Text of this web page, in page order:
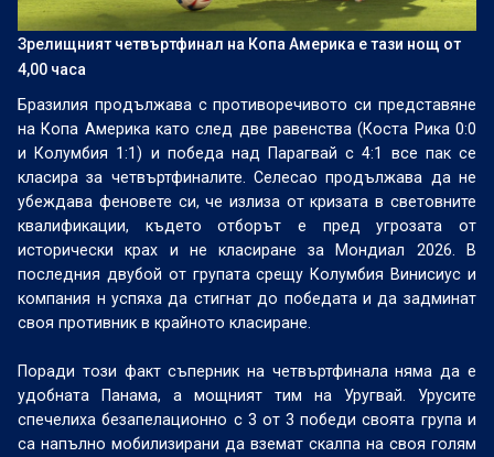
Зрелищният четвъртфинал на Копа Америка е тази нощ от
4,00 часа
Бразилия продължава с противоречивото си представяне
на Копа Америка като след две равенства (Коста Рика 0:0
и Колумбия 1:1) и победа над Парагвай с 4:1 все пак се
класира за четвъртфиналите. Селесао продължава да не
убеждава феновете си, че излиза от кризата в световните
квалификации, където отборът е пред угрозата от
исторически крах и не класиране за Мондиал 2026. В
последния двубой от групата срещу Колумбия Винисиус и
компания н успяха да стигнат до победата и да задминат
своя противник в крайното класиране.
Поради този факт съперник на четвъртфинала няма да е
удобната Панама, а мощният тим на Уругвай. Урусите
спечелиха безапелационно с 3 от 3 победи своята група и
са напълно мобилизирани да вземат скалпа на своя голям